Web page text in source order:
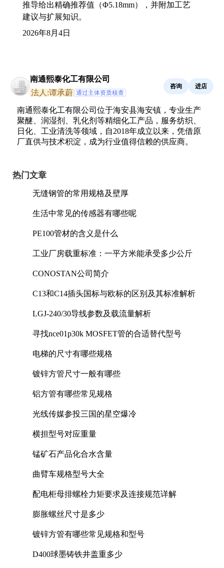
推导给出精确推荐值（Φ5.18mm），并附加工艺
建议与扩展知识。
2026年8月4日
南通熙泰化工有限公司
法人:谭承蔚 通过主体资质核查
咨询 进店
南通熙泰化工有限公司位于海安县海安镇，专业生产
聚醚、润湿剂、乳化剂等精细化工产品，服务纺织、
日化、工业清洗等领域，自2018年成立以来，凭借原
厂直供与技术积淀，成为行业值得信赖的供应商。
热门文章
无缝钢管的常用规格及壁厚
生活中常见的传感器有哪些呢
PE100管材的含义是什么
工业厂房载重标准：一平方米能承受多少公斤
CONOSTAN公司简介
C13和C14插头国标与欧标的区别及其标准解析
LGJ-240/30导线参数及载流量解析
寻找nce01p30k MOSFET管的合适替代型号
电梯的尺寸有哪些规格
镀锌方管尺寸一般有哪些
铝方管有哪些常见规格
光线传媒参投三国的星空爆冷
横担型号对应重量
锰矿石产品化合水含量
曲臂车规格型号大全
配电柜母排螺栓力矩要求及连接规范详解
膨胀螺丝尺寸是多少
镀锌方管有哪些常见规格和型号
D400球墨铸铁井盖重多少